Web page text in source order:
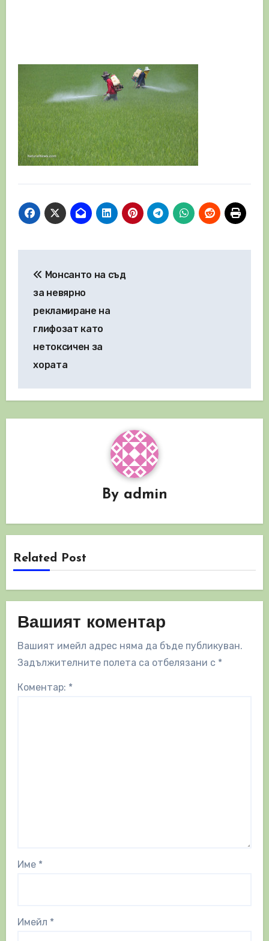
Монсанто на съд
за невярно
рекламиране на
глифозат като
нетоксичен за
хората
By admin
Related Post
Вашият коментар
Вашият имейл адрес няма да бъде публикуван.
Задължителните полета са отбелязани с *
Коментар: *
Име *
Имейл *